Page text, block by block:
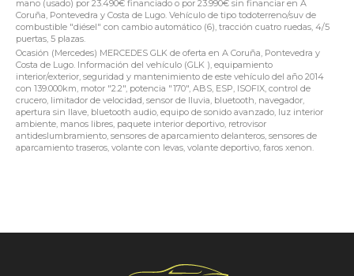
mano (usado) por 23.490€ financiado o por 23.990€ sin financiar en A
Coruña, Pontevedra y Costa de Lugo. Vehículo de tipo todoterreno/suv de
combustible "diésel" con cambio automático (6), tracción cuatro ruedas, 4/5
puertas, 5 plazas.
Ocasión (Mercedes) MERCEDES GLK de oferta en A Coruña, Pontevedra y
Costa de Lugo. Información del vehículo (GLK ), equipamiento
interior/exterior, seguridad y mantenimiento de este vehículo del año 2014
con 139.000km, motor "2.2", potencia "170", ABS, ESP, ISOFIX, control de
crucero, limitador de velocidad, sensor de lluvia, bluetooth, navegador,
apertura sin llave, bluetooth audio, equipo de sonido avanzado, luz interior
ambiente, manos libres, paquete interior deportivo, retrovisor
antideslumbramiento, sensores de aparcamiento delanteros, sensores de
aparcamiento traseros, volante con levas, volante deportivo, faros xenon.